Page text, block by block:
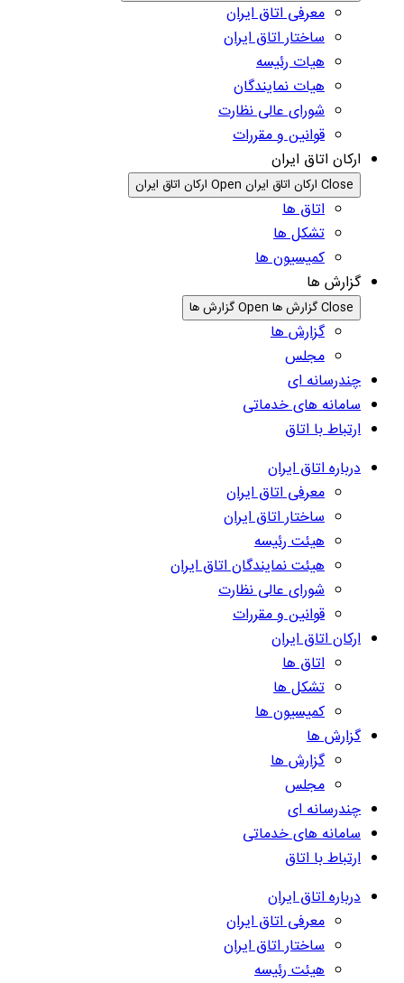
معرفی اتاق ایران
ساختار اتاق ایران
هیات رئیسه
هیات نمایندگان
شورای عالی نظارت
قوانین و مقررات
ارکان اتاق ایران
Close ارکان اتاق ایران Open ارکان اتاق ایران
اتاق ها
تشکل ها
کمیسیون ها
گزارش ها
Close گزارش ها Open گزارش ها
گزارش ها
مجلس
چندرسانه ای
سامانه های خدماتی
ارتباط با اتاق
درباره اتاق ایران
معرفی اتاق ایران
ساختار اتاق ایران
هیئت رئیسه
هیئت نمایندگان اتاق ایران
شورای عالی نظارت
قوانین و مقررات
ارکان اتاق ایران
اتاق ها
تشکل ها
کمیسیون ها
گزارش ها
گزارش ها
مجلس
چندرسانه ای
سامانه های خدماتی
ارتباط با اتاق
درباره اتاق ایران
معرفی اتاق ایران
ساختار اتاق ایران
هیئت رئیسه